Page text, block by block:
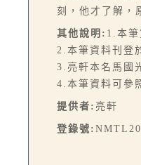
刻，他才了解，
其他說明: 1.本筆
2.本筆資料刊登
3.亮軒本名馬國
4.本筆資料可參
提供者: 亮軒
登錄號: